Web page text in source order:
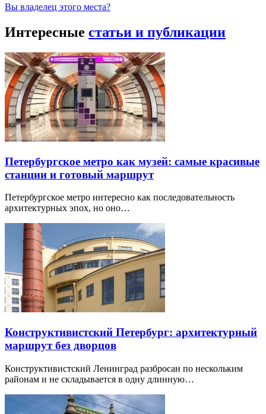
Вы владелец этого места?
Интересные статьи и публикации
Петербургское метро как музей: самые красивые
станции и готовый маршрут
Петербургское метро интересно как последовательность
архитектурных эпох, но оно…
Конструктивистский Петербург: архитектурный
маршрут без дворцов
Конструктивистский Ленинград разбросан по нескольким
районам и не складывается в одну длинную…